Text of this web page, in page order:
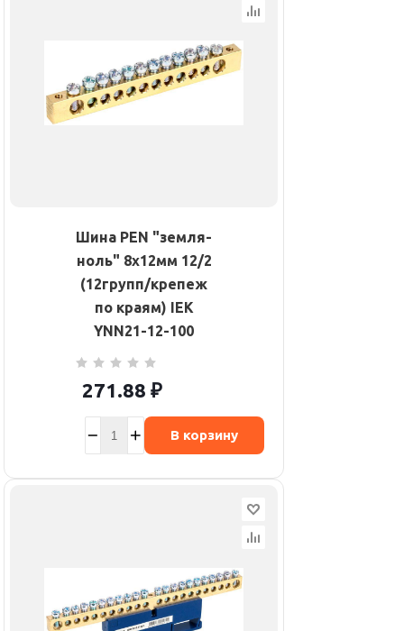
Шина PEN "земля-
ноль" 8х12мм 12/2
(12групп/крепеж
по краям) IEK
YNN21-12-100
271.88 ₽
В корзину